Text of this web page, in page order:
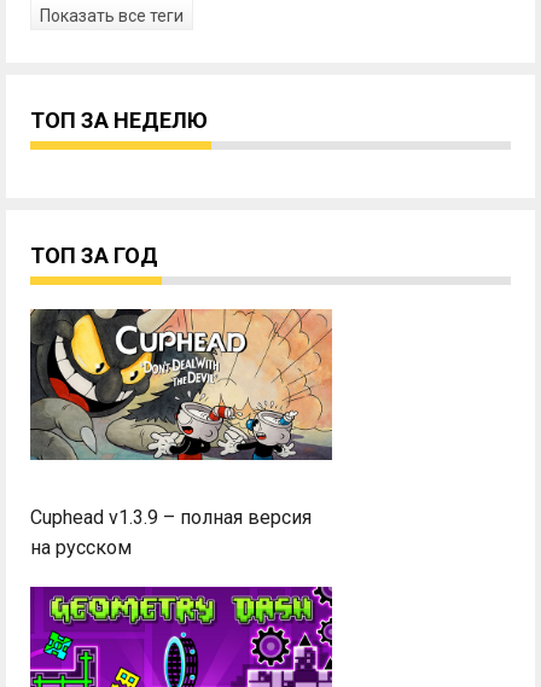
Показать все теги
ТОП ЗА НЕДЕЛЮ
ТОП ЗА ГОД
Cuphead v1.3.9 – полная версия
на русском